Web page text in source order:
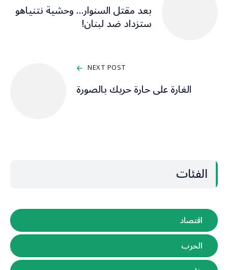
بعد مقتل السنوار… وحشية نتنياهو
ستزداد ضد لبنان!
NEXT POST
الغارة على حارة حريك بالصورة
الفئات
اقتصاد
الحرب